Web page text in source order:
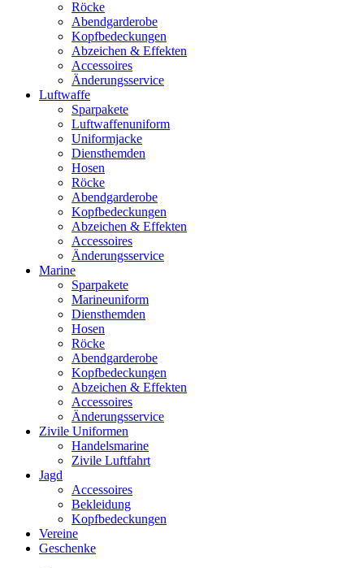
Röcke
Abendgarderobe
Kopfbedeckungen
Abzeichen & Effekten
Accessoires
Änderungsservice
Luftwaffe
Sparpakete
Luftwaffenuniform
Uniformjacke
Diensthemden
Hosen
Röcke
Abendgarderobe
Kopfbedeckungen
Abzeichen & Effekten
Accessoires
Änderungsservice
Marine
Sparpakete
Marineuniform
Diensthemden
Hosen
Röcke
Abendgarderobe
Kopfbedeckungen
Abzeichen & Effekten
Accessoires
Änderungsservice
Zivile Uniformen
Handelsmarine
Zivile Luftfahrt
Jagd
Accessoires
Bekleidung
Kopfbedeckungen
Vereine
Geschenke